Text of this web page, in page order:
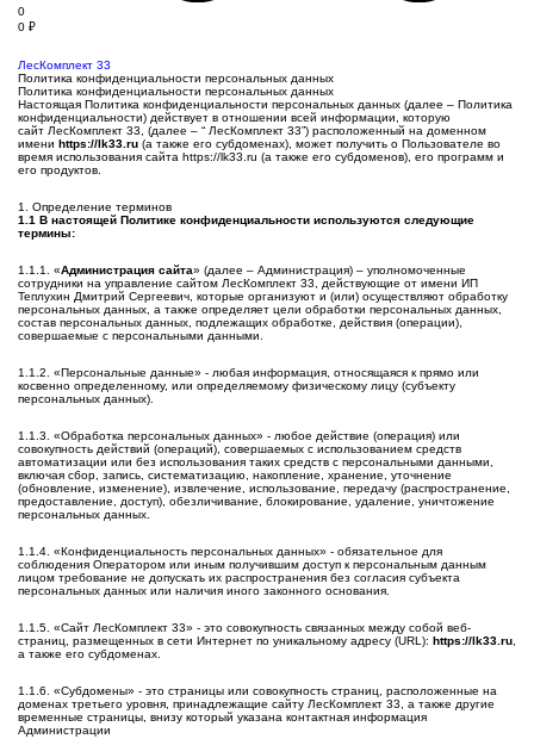
0
0 ₽
ЛесКомплект 33
Политика конфиденциальности персональных данных
Политика конфиденциальности персональных данных
Настоящая Политика конфиденциальности персональных данных (далее – Политика
конфиденциальности) действует в отношении всей информации, которую
сайт ЛесКомплект 33, (далее – “ ЛесКомплект 33”) расположенный на доменном
имени https://lk33.ru (а также его субдоменах), может получить о Пользователе во
время использования сайта https://lk33.ru (а также его субдоменов), его программ и
его продуктов.
1. Определение терминов
1.1 В настоящей Политике конфиденциальности используются следующие
термины:
1.1.1. «Администрация сайта» (далее – Администрация) – уполномоченные
сотрудники на управление сайтом ЛесКомплект 33, действующие от имени ИП
Теплухин Дмитрий Сергеевич, которые организуют и (или) осуществляют обработку
персональных данных, а также определяет цели обработки персональных данных,
состав персональных данных, подлежащих обработке, действия (операции),
совершаемые с персональными данными.
1.1.2. «Персональные данные» - любая информация, относящаяся к прямо или
косвенно определенному, или определяемому физическому лицу (субъекту
персональных данных).
1.1.3. «Обработка персональных данных» - любое действие (операция) или
совокупность действий (операций), совершаемых с использованием средств
автоматизации или без использования таких средств с персональными данными,
включая сбор, запись, систематизацию, накопление, хранение, уточнение
(обновление, изменение), извлечение, использование, передачу (распространение,
предоставление, доступ), обезличивание, блокирование, удаление, уничтожение
персональных данных.
1.1.4. «Конфиденциальность персональных данных» - обязательное для
соблюдения Оператором или иным получившим доступ к персональным данным
лицом требование не допускать их распространения без согласия субъекта
персональных данных или наличия иного законного основания.
1.1.5. «Сайт ЛесКомплект 33» - это совокупность связанных между собой веб-
страниц, размещенных в сети Интернет по уникальному адресу (URL): https://lk33.ru
а также его субдоменах.
1.1.6. «Субдомены» - это страницы или совокупность страниц, расположенные на
доменах третьего уровня, принадлежащие сайту ЛесКомплект 33, а также другие
временные страницы, внизу который указана контактная информация
Администрации